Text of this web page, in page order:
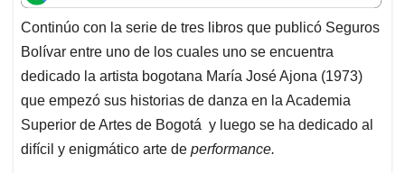
t
s
A
p
p
e
b
o
o
k
k
e
d
I
n
i
l
e
a
d
s
Continúo con la serie de tres libros que publicó Seguros
Bolívar entre uno de los cuales uno se encuentra
dedicado la artista bogotana María José Ajona (1973)
que empezó sus historias de danza en la Academia
Superior de Artes de Bogotá y luego se ha dedicado al
difícil y enigmático arte de performance.